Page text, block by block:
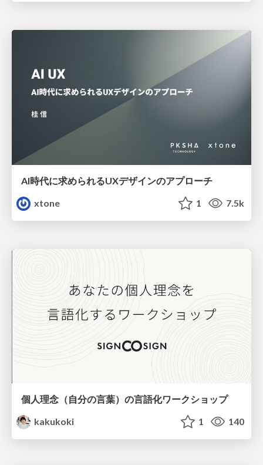
AI時代に求められるUXデザインのアプローチ
xtone
1 7.5k
個人理念（自分の言葉）の言語化ワークショップ
kakukoki
1 140